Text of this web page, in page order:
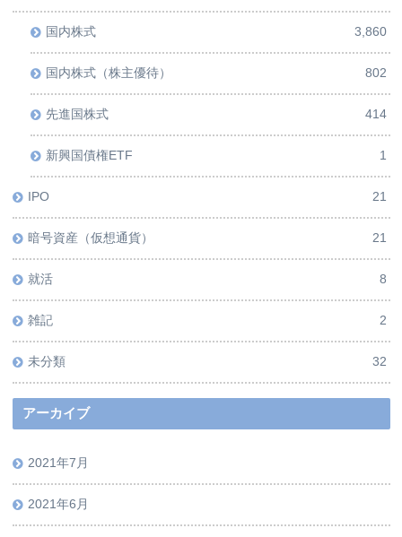
国内株式 3,860
国内株式（株主優待） 802
先進国株式 414
新興国債権ETF 1
IPO 21
暗号資産（仮想通貨） 21
就活 8
雑記 2
未分類 32
アーカイブ
2021年7月
2021年6月